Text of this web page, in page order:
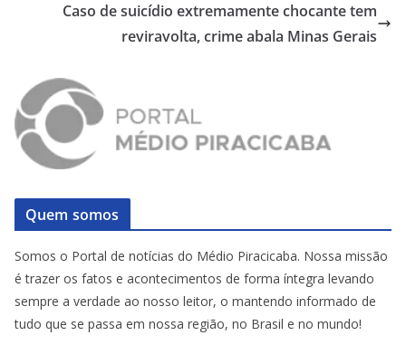
Caso de suicídio extremamente chocante tem
reviravolta, crime abala Minas Gerais
Quem somos
Somos o Portal de notícias do Médio Piracicaba. Nossa missão
é trazer os fatos e acontecimentos de forma íntegra levando
sempre a verdade ao nosso leitor, o mantendo informado de
tudo que se passa em nossa região, no Brasil e no mundo!